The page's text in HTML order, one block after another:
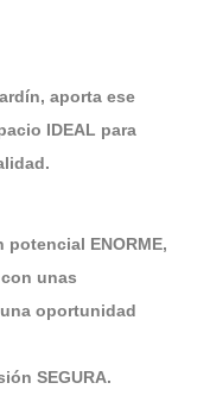
aporta ese
IDEAL para
ENORME,
unas
oportunidad
SEGURA.